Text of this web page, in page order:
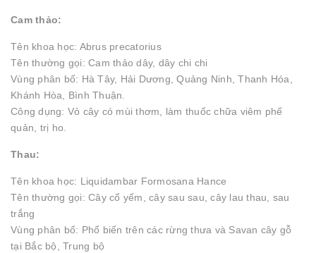
Cam thảo:
Tên khoa học: Abrus precatorius
Tên thường gọi: Cam thảo dây, dây chi chi
Vùng phân bố: Hà Tây, Hải Dương, Quảng Ninh, Thanh Hóa,
Khánh Hòa, Bình Thuận.
Công dụng: Vỏ cây có mùi thơm, làm thuốc chữa viêm phế
quản, trị ho.
Thau:
Tên khoa học: Liquidambar Formosana Hance
Tên thường gọi: Cây cổ yếm, cây sau sau, cây lau thau, sau
trắng
Vùng phân bố: Phổ biến trên các rừng thưa và Savan cây gỗ
tại Bắc bộ, Trung bộ